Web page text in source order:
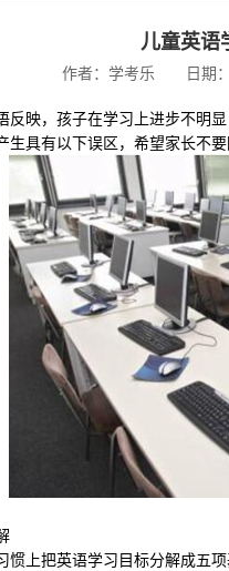
儿童英语
作者：学考乐 日期
映，孩子在学习上进步不明显
具有以下误区，希望家长不
上把英语学习目标分解成五项